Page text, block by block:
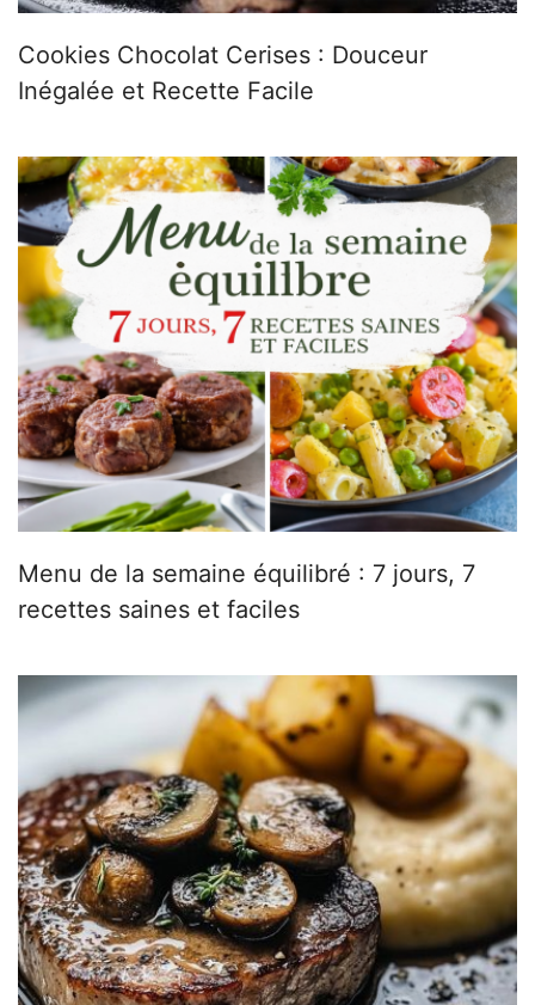
Cookies Chocolat Cerises : Douceur
Inégalée et Recette Facile
Menu de la semaine équilibré : 7 jours, 7
recettes saines et faciles